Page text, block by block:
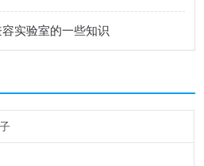
实验室的一些知识